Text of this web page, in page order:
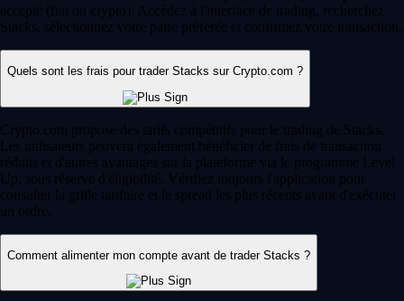
accepté (fiat ou crypto). Accédez à l'interface de trading, recherchez
Stacks, sélectionnez votre paire préférée et confirmez votre transaction.
Quels sont les frais pour trader Stacks sur Crypto.com ?
Crypto.com propose des tarifs compétitifs pour le trading de Stacks.
Les utilisateurs peuvent également bénéficier de frais de transaction
réduits et d'autres avantages sur la plateforme via le programme Level
Up, sous réserve d'éligibilité. Vérifiez toujours l'application pour
consulter la grille tarifaire et le spread les plus récents avant d'exécuter
un ordre.
Comment alimenter mon compte avant de trader Stacks ?